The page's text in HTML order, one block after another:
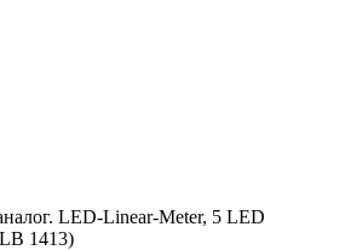
LED-Linear-Meter, 5 LED
1413)